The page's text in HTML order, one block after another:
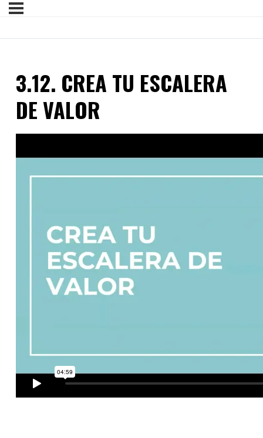
3.12. CREA TU ESCALERA
DE VALOR